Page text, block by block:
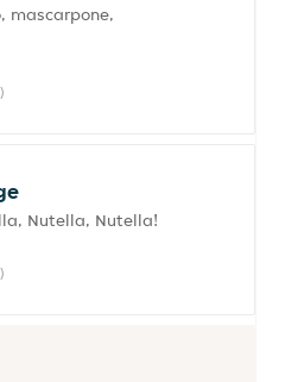
mascarpone,
Nutella, Nutella!